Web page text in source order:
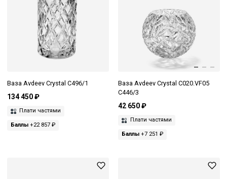
Ваза Avdeev Crystal С496/1
134 450 ₽
Плати частями
Баллы +22 857 ₽
Ваза Avdeev Crystal C020.VF05
C446/3
42 650 ₽
Плати частями
Баллы+7 251 ₽